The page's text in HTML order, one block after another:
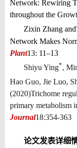
Network: Rewiring
throughout the
Zixin Zhang and
Network Makes
Plant13: 11–13
Shiyu Ying*,
Hao Guo, Jie Luo,
(2020)Trichome
primary metabolism
Journal18:354-363
论文发表详细